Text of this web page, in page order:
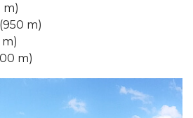
m)
(950 m)
m)
m)